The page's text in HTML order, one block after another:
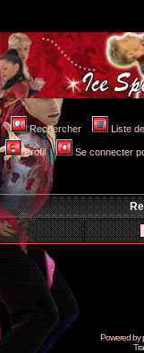
Rechercher Liste
Profil Se connecter
Powered by